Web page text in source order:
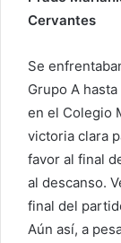
Cervantes
Se
Grupo A
en el Colegio
victoria clara
favor al final
al descanso.
final del
Aún así, a